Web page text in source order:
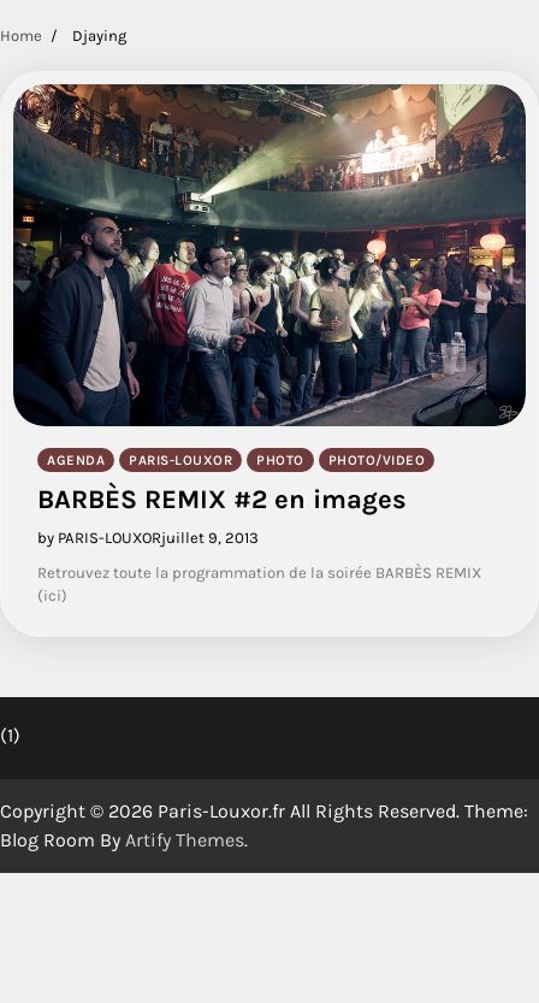
Home Djaying
AGENDA PARIS-LOUXOR PHOTO PHOTO/VIDEO
BARBÈS REMIX #2 en images
by PARIS-LOUXORjuillet 9, 2013
Retrouvez toute la programmation de la soirée BARBÈS REMIX
(ici)
(1)
Copyright © 2026 Paris-Louxor.fr All Rights Reserved. Theme:
Blog Room By Artify Themes.